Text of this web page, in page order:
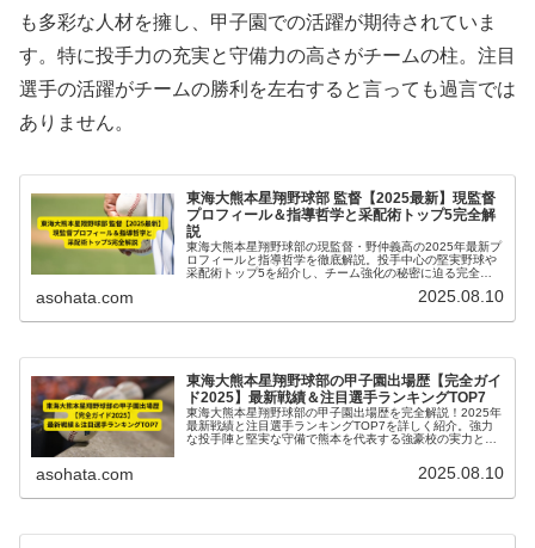
も多彩な人材を擁し、甲子園での活躍が期待されていま
す。特に投手力の充実と守備力の高さがチームの柱。注目
選手の活躍がチームの勝利を左右すると言っても過言では
ありません。
東海大熊本星翔野球部 監督【2025最新】現監督
プロフィール＆指導哲学と采配術トップ5完全解
説
東海大熊本星翔野球部の現監督・野仲義高の2025年最新プ
ロフィールと指導哲学を徹底解説。投手中心の堅実野球や
采配術トップ5を紹介し、チーム強化の秘密に迫る完全ガ
asohata.com 2025.08.10
東海大熊本星翔野球部の甲子園出場歴【完全ガイ
ド2025】最新戦績＆注目選手ランキングTOP7
東海大熊本星翔野球部の甲子園出場歴を完全解説！2025年
最新戦績と注目選手ランキングTOP7を詳しく紹介。強力
な投手陣と堅実な守備で熊本を代表する強豪校の実力と魅
asohata.com 2025.08.10